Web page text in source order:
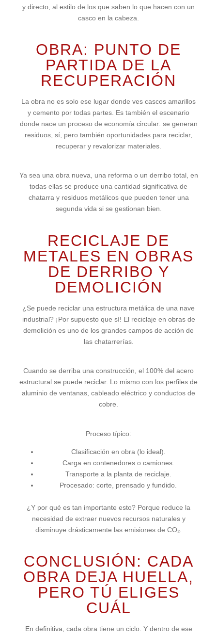
y directo, al estilo de los que saben lo que hacen con un
casco en la cabeza.
OBRA: PUNTO DE
PARTIDA DE LA
RECUPERACIÓN
La obra no es solo ese lugar donde ves cascos amarillos
y cemento por todas partes. Es también el escenario
donde nace un proceso de economía circular: se generan
residuos, sí, pero también oportunidades para reciclar,
recuperar y revalorizar materiales.
Ya sea una obra nueva, una reforma o un derribo total, en
todas ellas se produce una cantidad significativa de
chatarra y residuos metálicos que pueden tener una
segunda vida si se gestionan bien.
RECICLAJE DE
METALES EN OBRAS
DE DERRIBO Y
DEMOLICIÓN
¿Se puede reciclar una estructura metálica de una nave
industrial? ¡Por supuesto que sí! El reciclaje en obras de
demolición es uno de los grandes campos de acción de
las chatarrerías.
Cuando se derriba una construcción, el 100% del acero
estructural se puede reciclar. Lo mismo con los perfiles de
aluminio de ventanas, cableado eléctrico y conductos de
cobre.
Proceso típico:
Clasificación en obra (lo ideal).
Carga en contenedores o camiones.
Transporte a la planta de reciclaje.
Procesado: corte, prensado y fundido.
¿Y por qué es tan importante esto? Porque reduce la
necesidad de extraer nuevos recursos naturales y
disminuye drásticamente las emisiones de CO₂.
CONCLUSIÓN: CADA
OBRA DEJA HUELLA,
PERO TÚ ELIGES
CUÁL
En definitiva, cada obra tiene un ciclo. Y dentro de ese